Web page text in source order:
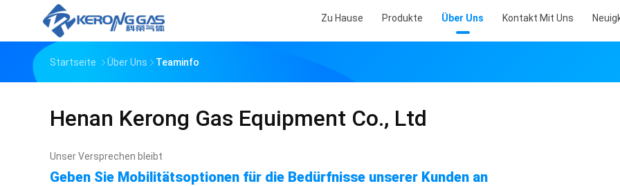
Zu Hause Produkte Über Uns Kontakt Mit Uns
Startseite Über Uns Teaminfo
Henan Kerong Gas Equipment Co., Ltd
Unser Versprechen bleibt
Geben Sie Mobilitätsoptionen für die Bedürfnisse unserer Kunden an